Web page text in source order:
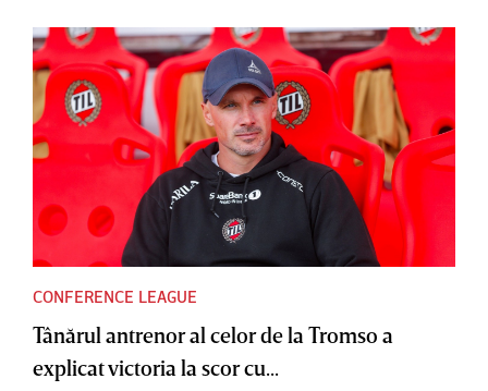
CONFERENCE LEAGUE
Tânărul antrenor al celor de la Tromso a
explicat victoria la scor cu...